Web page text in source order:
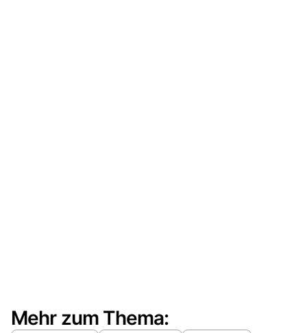
Mehr zum Thema: